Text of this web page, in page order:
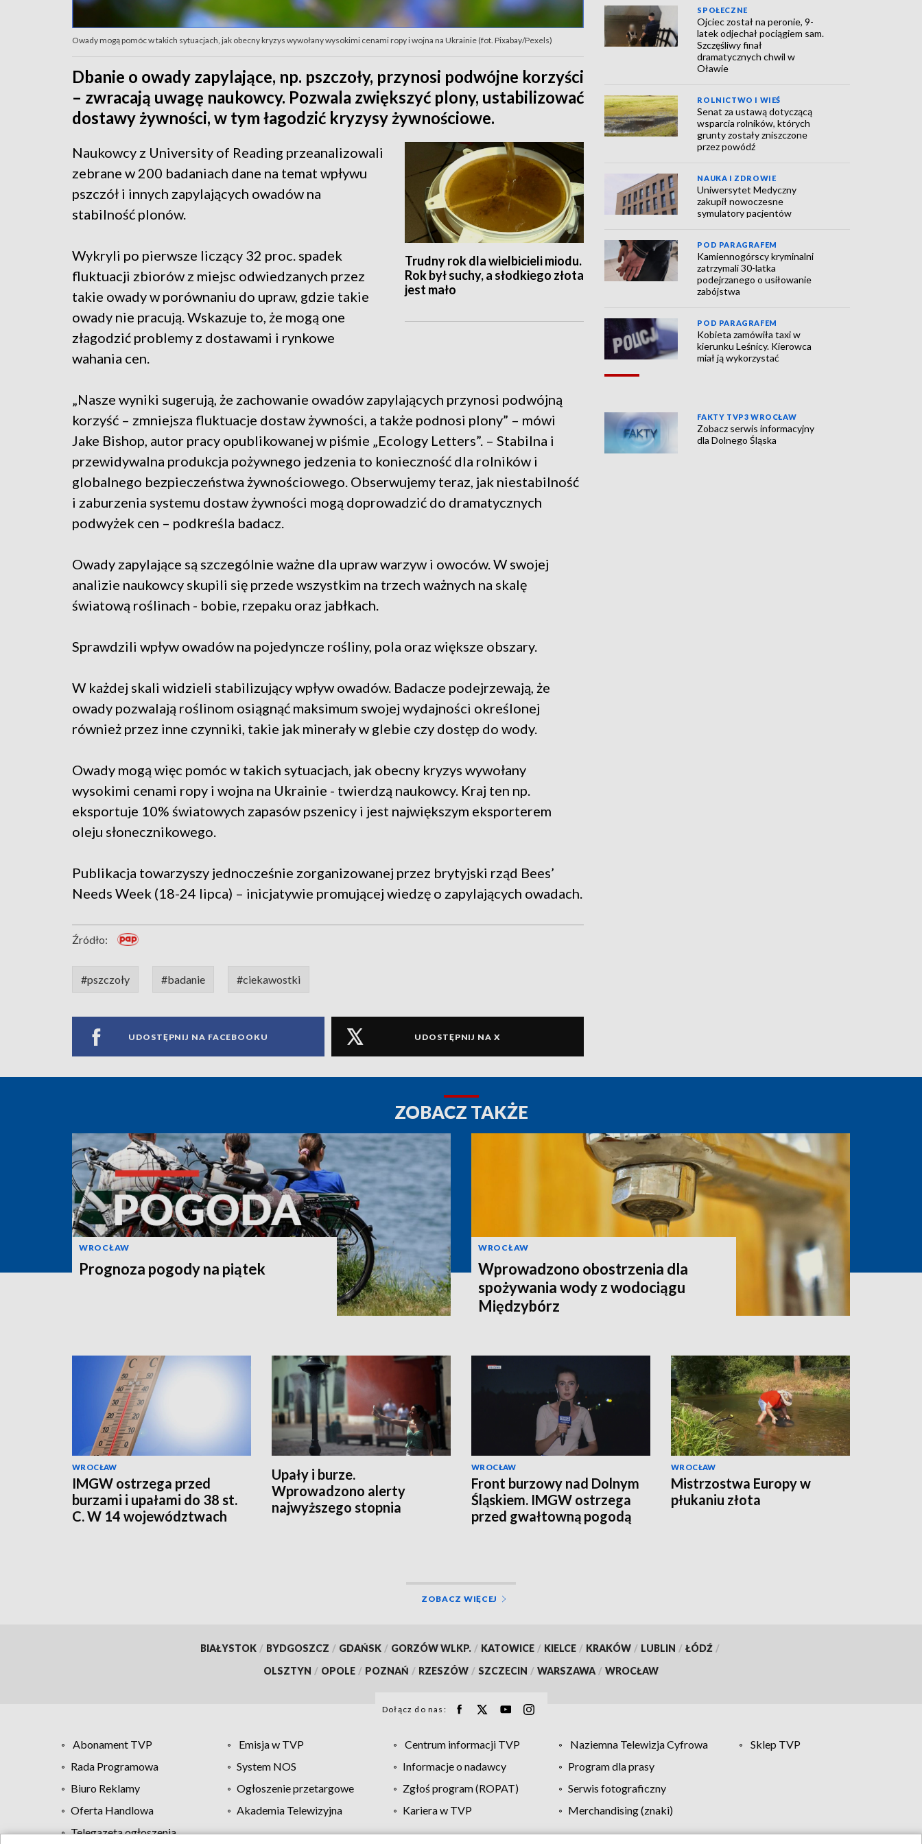
Owady mogą pomóc w takich sytuacjach, jak obecny kryzys wywołany wysokimi cenami ropy i wojna na Ukrainie (fot. Pixabay/Pexels)
Dbanie o owady zapylające, np. pszczoły, przynosi podwójne korzyści
– zwracają uwagę naukowcy. Pozwala zwiększyć plony, ustabilizować
dostawy żywności, w tym łagodzić kryzysy żywnościowe.
Trudny rok dla wielbicieli miodu.
Rok był suchy, a słodkiego złota
jest mało
Naukowcy z University of Reading przeanalizowali
zebrane w 200 badaniach dane na temat wpływu
pszczół i innych zapylających owadów na
stabilność plonów.
Wykryli po pierwsze liczący 32 proc. spadek
fluktuacji zbiorów z miejsc odwiedzanych przez
takie owady w porównaniu do upraw, gdzie takie
owady nie pracują. Wskazuje to, że mogą one
złagodzić problemy z dostawami i rynkowe
wahania cen.
„Nasze wyniki sugerują, że zachowanie owadów zapylających przynosi podwójną
korzyść – zmniejsza fluktuacje dostaw żywności, a także podnosi plony” – mówi
Jake Bishop, autor pracy opublikowanej w piśmie „Ecology Letters”. – Stabilna i
przewidywalna produkcja pożywnego jedzenia to konieczność dla rolników i
globalnego bezpieczeństwa żywnościowego. Obserwujemy teraz, jak niestabilność
i zaburzenia systemu dostaw żywności mogą doprowadzić do dramatycznych
podwyżek cen – podkreśla badacz.
Owady zapylające są szczególnie ważne dla upraw warzyw i owoców. W swojej
analizie naukowcy skupili się przede wszystkim na trzech ważnych na skalę
światową roślinach - bobie, rzepaku oraz jabłkach.
Sprawdzili wpływ owadów na pojedyncze rośliny, pola oraz większe obszary.
W każdej skali widzieli stabilizujący wpływ owadów. Badacze podejrzewają, że
owady pozwalają roślinom osiągnąć maksimum swojej wydajności określonej
również przez inne czynniki, takie jak minerały w glebie czy dostęp do wody.
Owady mogą więc pomóc w takich sytuacjach, jak obecny kryzys wywołany
wysokimi cenami ropy i wojna na Ukrainie - twierdzą naukowcy. Kraj ten np.
eksportuje 10% światowych zapasów pszenicy i jest największym eksporterem
oleju słonecznikowego.
Publikacja towarzyszy jednocześnie zorganizowanej przez brytyjski rząd Bees’
Needs Week (18-24 lipca) – inicjatywie promującej wiedzę o zapylających owadach.
Źródło:
#pszczoły #badanie #ciekawostki
UDOSTĘPNIJ NA FACEBOOKU UDOSTĘPNIJ NA X
SPOŁECZNE
Ojciec został na peronie, 9-
latek odjechał pociągiem sam.
Szczęśliwy finał
dramatycznych chwil w
Oławie
ROLNICTWO I WIEŚ
Senat za ustawą dotyczącą
wsparcia rolników, których
grunty zostały zniszczone
przez powódź
NAUKA I ZDROWIE
Uniwersytet Medyczny
zakupił nowoczesne
symulatory pacjentów
POD PARAGRAFEM
Kamiennogórscy kryminalni
zatrzymali 30-latka
podejrzanego o usiłowanie
zabójstwa
POD PARAGRAFEM
Kobieta zamówiła taxi w
kierunku Leśnicy. Kierowca
miał ją wykorzystać
FAKTY TVP3 WROCŁAW
Zobacz serwis informacyjny
dla Dolnego Śląska
ZOBACZ TAKŻE
WROCŁAW
Prognoza pogody na piątek
WROCŁAW
Wprowadzono obostrzenia dla
spożywania wody z wodociągu
Międzybórz
WROCŁAW
IMGW ostrzega przed
burzami i upałami do 38 st.
C. W 14 województwach
Upały i burze.
Wprowadzono alerty
najwyższego stopnia
WROCŁAW
Front burzowy nad Dolnym
Śląskiem. IMGW ostrzega
przed gwałtowną pogodą
WROCŁAW
Mistrzostwa Europy w
płukaniu złota
ZOBACZ WIĘCEJ
BIAŁYSTOK / BYDGOSZCZ / GDAŃSK / GORZÓW WLKP. / KATOWICE / KIELCE / KRAKÓW / LUBLIN / ŁÓDŹ /
OLSZTYN / OPOLE / POZNAŃ / RZESZÓW / SZCZECIN / WARSZAWA / WROCŁAW
Dołącz do nas:
Abonament TVP Emisja w TVP Centrum informacji TVP Naziemna Telewizja Cyfrowa
Sklep TVP
Rada Programowa
System NOS Informacje o nadawcy
Program dla prasy
Biuro Reklamy
Ogłoszenie przetargowe Zgłoś program (ROPAT)
Serwis fotograficzny
Oferta Handlowa
Akademia Telewizyjna Kariera w TVP
Merchandising (znaki)
Telegazeta ogłoszenia